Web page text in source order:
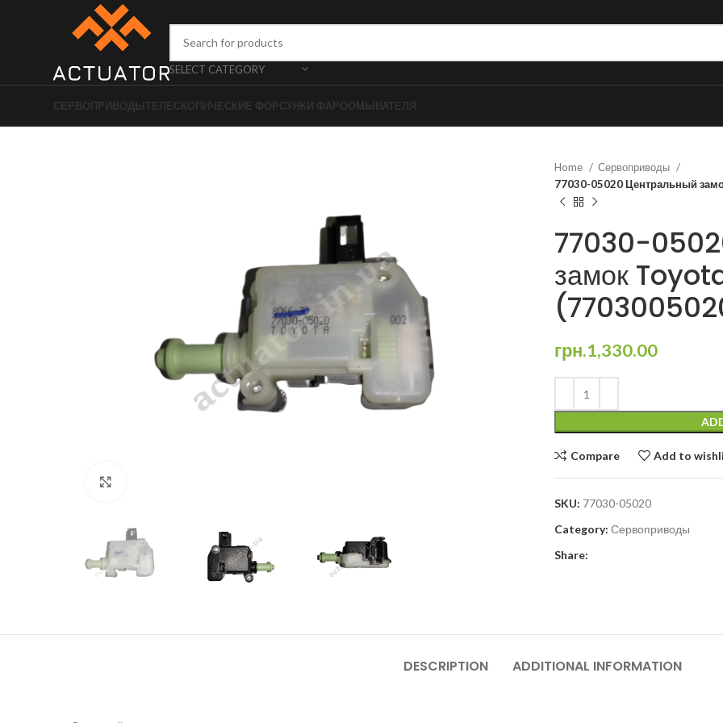
SELECT CATEGORY
СЕРВОПРИВОДЫТЕЛЕСКОПИЧЕСКИЕ ФОРСУНКИ ФАРООМЫВАТЕЛЯ
Home
Сервоприводы
77030-05020 Центральный
77030-
замок
грн.1,330.00
Compare Add to
SKU: 77030-05020
Category: Сервоприводы
Share:
DESCRIPTION ADDITIONAL INFORMATION